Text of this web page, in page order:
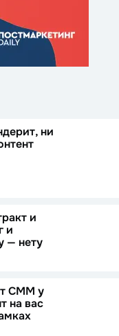
ни
и
и
— нету
СММ у
на вас